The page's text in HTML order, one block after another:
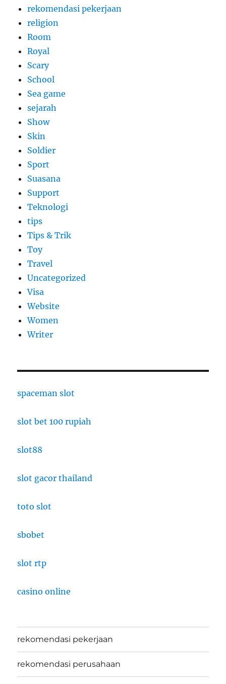
rekomendasi pekerjaan
religion
Room
Royal
Scary
School
Sea game
sejarah
Show
Skin
Soldier
Sport
Suasana
Support
Teknologi
tips
Tips & Trik
Toy
Travel
Uncategorized
Visa
Website
Women
Writer
spaceman slot
slot bet 100 rupiah
slot88
slot gacor thailand
toto slot
sbobet
slot rtp
casino online
rekomendasi pekerjaan
rekomendasi perusahaan